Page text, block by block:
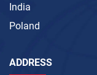
India
Poland
ADDRESS